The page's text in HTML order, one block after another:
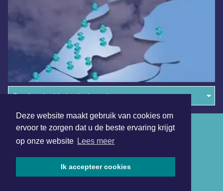
Deze website maakt gebruik van cookies om
ervoor te zorgen dat u de beste ervaring krijgt
op onze website Lees meer
Ik accepteer cookies
Overige dagbladen in de regio
Algemene voorwaarden
Disclaimer